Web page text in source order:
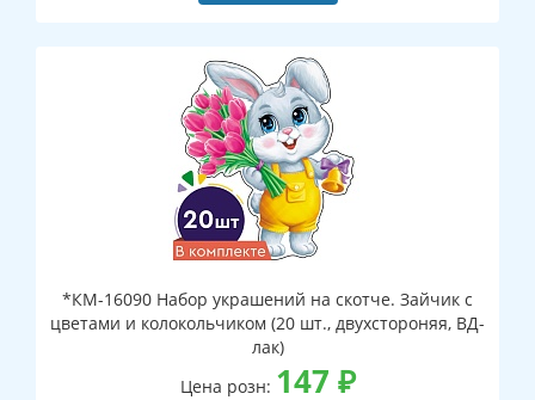
*КМ-16090 Набор украшений на скотче. Зайчик с
цветами и колокольчиком (20 шт., двухстороняя, ВД-
лак)
Цена розн: 147 ₽